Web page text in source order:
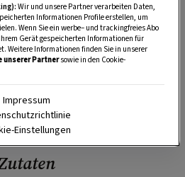
DRUCKEN
Wir und unsere Partner verarbeiten Daten,
Informationen Profile erstellen, um
Wenn Sie ein werbe– und trackingfreies Abo
Gerät gespeicherten Informationen für
Weitere Informationen finden Sie in unserer
unserer Partnersowie in den Cookie-
Impressum
Einstellungen